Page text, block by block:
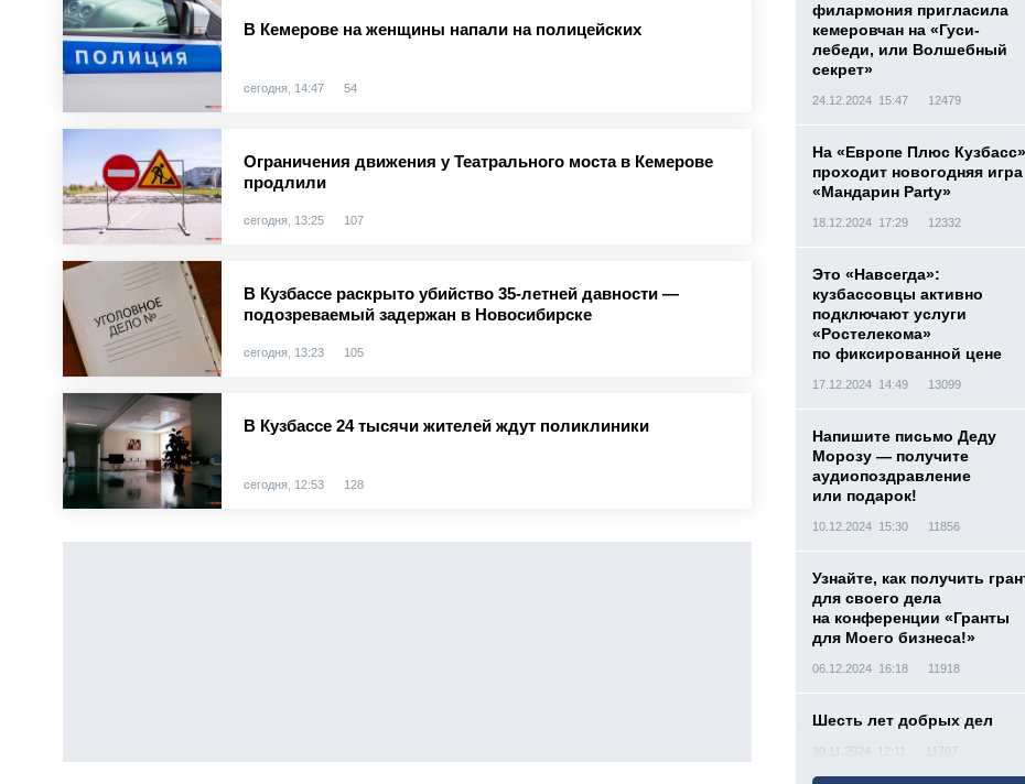
В Кемерове на женщины напали на полицейских
сегодня, 14:47 54
Ограничения движения у Театрального моста в Кемерове
продлили
сегодня, 13:25 107
В Кузбассе раскрыто убийство 35-летней давности —
подозреваемый задержан в Новосибирске
сегодня, 13:23 105
В Кузбассе 24 тысячи жителей ждут поликлиники
сегодня, 12:53 128
филармония пригласила
кемеровчан на «Гуси-
лебеди, или Волшебный
секрет»
24.12.2024 15:47 12479
На «Европе Плюс Кузбасс»
проходит новогодняя игра
«Мандарин Party»
18.12.2024 17:29 12332
Это «Навсегда»:
кузбассовцы активно
подключают услуги
«Ростелекома»
по фиксированной цене
17.12.2024 14:49 13099
Напишите письмо Деду
Морозу — получите
аудиопоздравление
или подарок!
10.12.2024 15:30 11856
Узнайте, как получить
для своего дела
на конференции «Гранты
для Моего бизнеса!»
06.12.2024 16:18 11918
Шесть лет добрых дел
30.11.2024 12:11 11707